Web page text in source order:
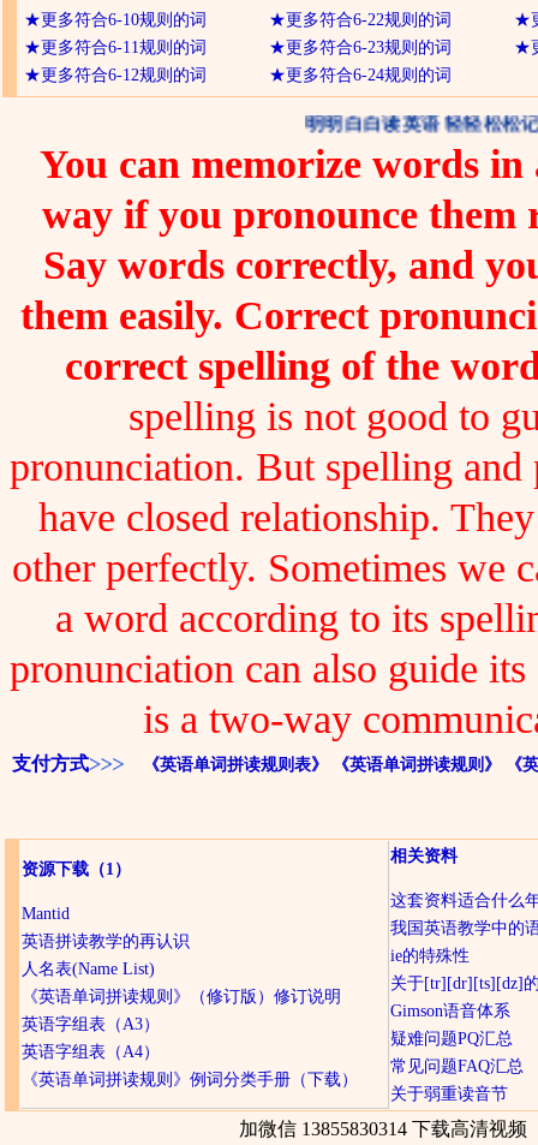
★更多符合6-10规则的词
★更多符合6-11规则的词
★更多符合6-12规则的词
★更多符合6-22规则的词
★更多符合6-23规则的词
★更多符合6-24规则的词
★
★
明明白白读英语 轻轻松松记
You can memorize words in
way if you pronounce them
Say words correctly, and
them easily. Correct
correct spelling of the
spelling is not good to
pronunciation. But spelling and
have closed relationship.
other perfectly. Sometimes we
a word according to its
pronunciation can also guide
is a two-way
支付方式 《英语单词拼读规则表》 《英语单词拼读规则》 《
资源下载 （1）
Mantid
英语拼读教学的再认识
人名表(Name List)
《英语单词拼读规则》（修订版）修订说明
英语字组表（A3）
英语字组表（A4）
《英语单词拼读规则》例词分类手册（下载）
相关资料
这套资料适合什么
我国英语教学中的
ie的特殊性
关于[tr][dr][ts][dz]
Gimson语音体系
疑难问题PQ汇总
常见问题FAQ汇总
关于弱重读音节
加微信 13855830314 下载高清视频